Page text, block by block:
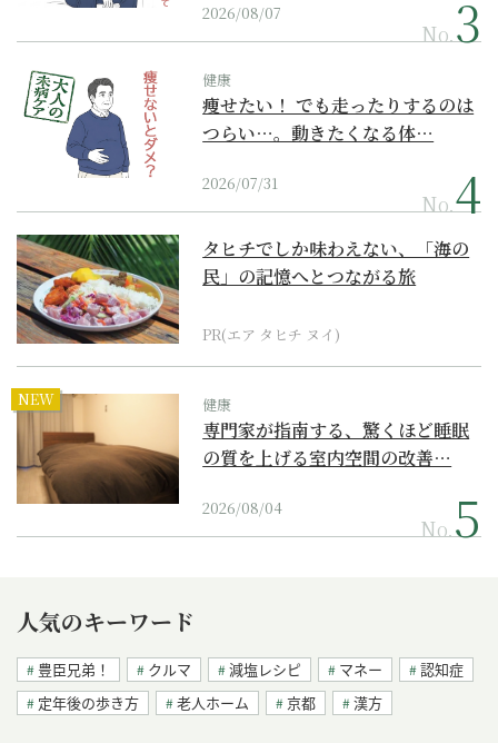
2026/08/07
No.
健康
痩せたい！ でも走ったりするのは
つらい…。動きたくなる体…
2026/07/31
No.
タヒチでしか味わえない、「海の
民」の記憶へとつながる旅
PR(エア タヒチ ヌイ)
NEW 健康
専門家が指南する、驚くほど睡眠
の質を上げる室内空間の改善…
2026/08/04
No.
人気のキーワード
豊臣兄弟！ クルマ 減塩レシピ マネー
認知症
定年後の歩き方
老人ホーム 京都 漢方